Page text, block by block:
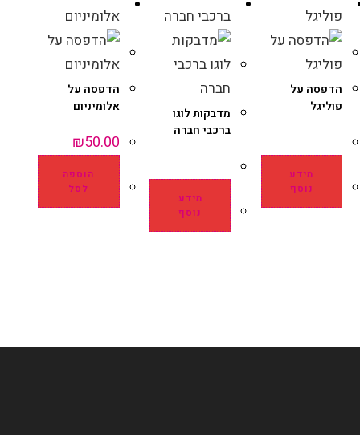
הדפסה על
פוליגל
מידע
נוסף
מדבקות לוגו
ברכבי חברה
מידע
נוסף
הדפסה על
אלומיניום
₪50.00
הוספה
לסל